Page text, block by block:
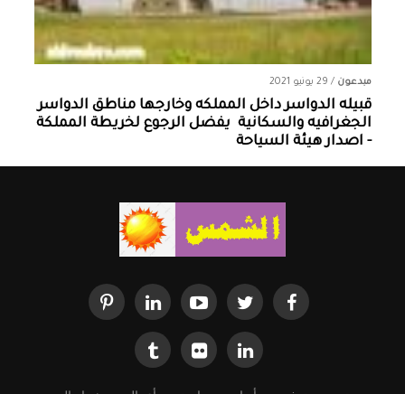
مبدعون / 29 يونيو 2021
قبيله الدواسر داخل المملكه وخارجها ‏مناطق الدواسر
الجغرافيه والسكانية ‏ يفضل الرجوع لخريطة المملكة
- اصدار هيئة السياحة